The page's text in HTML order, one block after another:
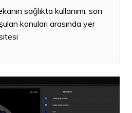
sağlıkta kullanımı, son
konuları arasında yer